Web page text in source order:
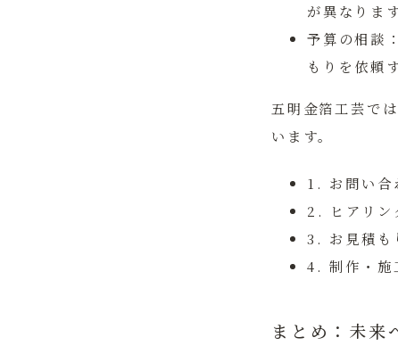
が異なります
予算の相談：
もりを依頼
五明金箔工芸で
います。
1. お問い合
2. ヒアリン
3. お見積も
4. 制作・施
まとめ：未来